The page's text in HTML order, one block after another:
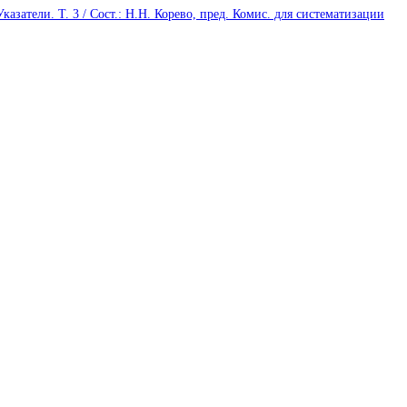
Т. 3 / Сост.: Н.Н. Корево, пред. Комис. для систематизации